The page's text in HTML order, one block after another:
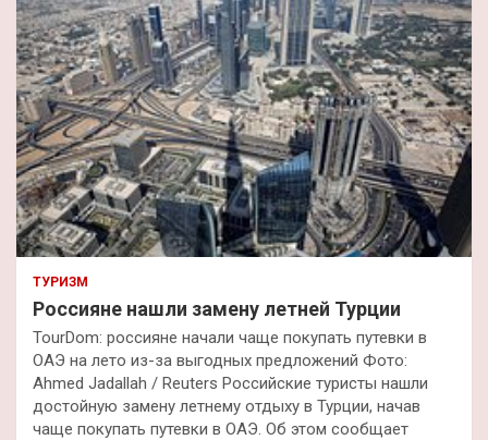
ТУРИЗМ
Россияне нашли замену летней Турции
TourDom: россияне начали чаще покупать путевки в
ОАЭ на лето из-за выгодных предложений Фото:
Ahmed Jadallah / Reuters Российские туристы нашли
достойную замену летнему отдыху в Турции, начав
чаще покупать путевки в ОАЭ. Об этом сообщает